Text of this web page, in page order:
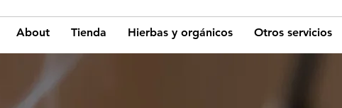
About Tienda Hierbas y orgánicos Otros servicios